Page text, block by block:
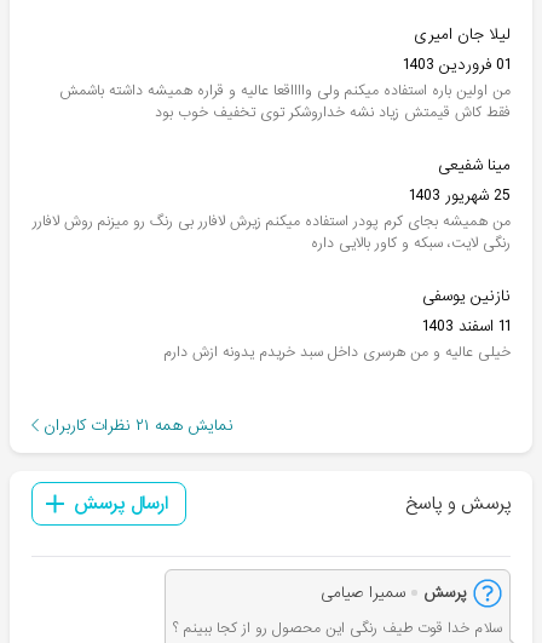
لیلا جان امیری
01 فروردین 1403
من اولین باره استفاده میکنم ولی وااااقعا عالیه و قراره همیشه داشته باشمش
فقط کاش قیمتش زیاد نشه خداروشکر توی تخفیف خوب بود
مینا شفیعی
25 شهریور 1403
من همیشه بجای کرم پودر استفاده میکنم زیرش لافارر بی رنگ رو میزنم روش لافارر
رنگی لایت، سبکه و کاور بالایی داره
نازنین یوسفی
11 اسفند 1403
خیلی عالیه و من هرسری داخل سبد خریدم یدونه ازش دارم
نمایش همه ۲۱ نظرات کاربران
پرسش و پاسخ ارسال پرسش
پرسش سمیرا صیامی
سلام خدا قوت طیف رنگی این محصول رو از کجا ببینم ؟